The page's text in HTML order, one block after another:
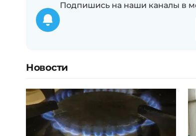
Подпишись на наши каналы в
Новости